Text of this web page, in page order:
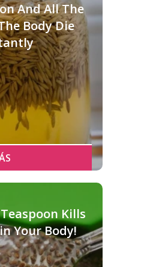
And All The
Body Die
Kills
Your Body!